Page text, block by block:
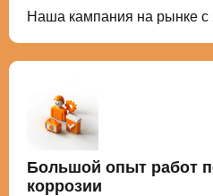
Наша кампания на рынке с
Большой опыт работ
коррозии